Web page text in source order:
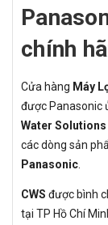
chính
Cửa hàng Máy
được Panasonic
Water Solutions
các dòng sản
Panasonic
CWS được bình
tại TP Hồ Chí